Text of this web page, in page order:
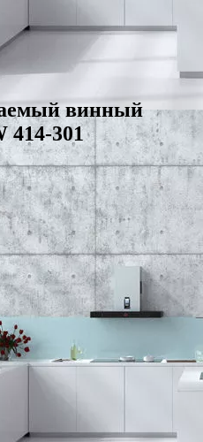
винный
414-301